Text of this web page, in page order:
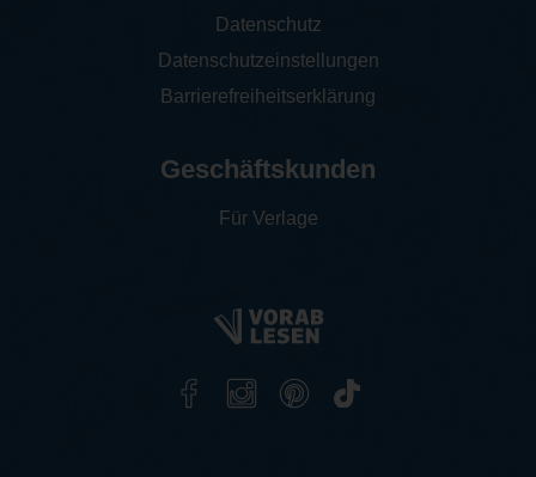
Datenschutz
Datenschutzeinstellungen
Barrierefreiheitserklärung
Geschäftskunden
Für Verlage